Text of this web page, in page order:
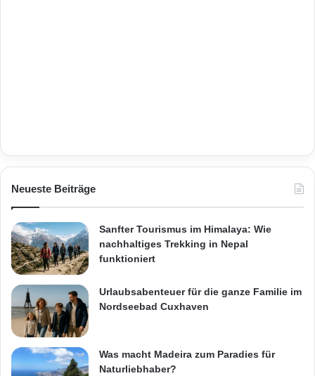
Neueste Beiträge
Sanfter Tourismus im Himalaya: Wie
nachhaltiges Trekking in Nepal
funktioniert
Urlaubsabenteuer für die ganze Familie im
Nordseebad Cuxhaven
Was macht Madeira zum Paradies für
Naturliebhaber?